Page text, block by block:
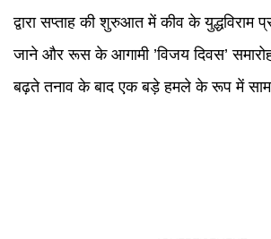
द्वारा सप्ताह की शुरुआत में कीव के युद्धविराम
जाने और रूस के आगामी ’विजय दिवस’
बढ़ते तनाव के बाद एक बड़े हमले के रूप में